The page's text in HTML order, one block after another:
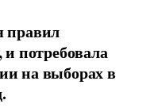
правил
потребовала
на выборах в